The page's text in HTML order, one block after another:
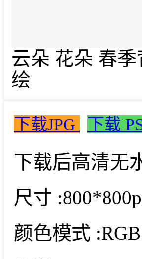
云朵 花朵 春
绘
下载JPG 下载
下载后高清无
尺寸 :
颜色模式 :RGB